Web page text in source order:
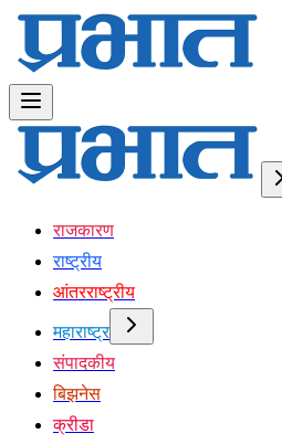
राजकारण
राष्ट्रीय
आंतरराष्ट्रीय
महाराष्ट्र
संपादकीय
बिझनेस
क्रीडा